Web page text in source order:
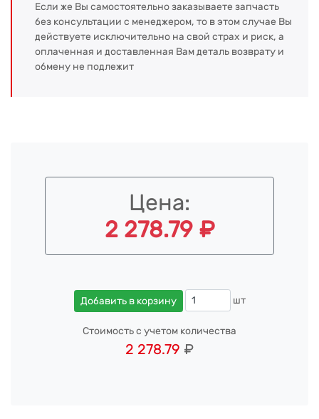
Если же Вы самостоятельно заказываете запчасть
без консультации с менеджером, то в этом случае Вы
действуете исключительно на свой страх и риск, а
оплаченная и доставленная Вам деталь возврату и
обмену не подлежит
Цена:
2 278.79 ₽
Добавить в корзину шт
Стоимость с учетом количества
2 278.79 ₽